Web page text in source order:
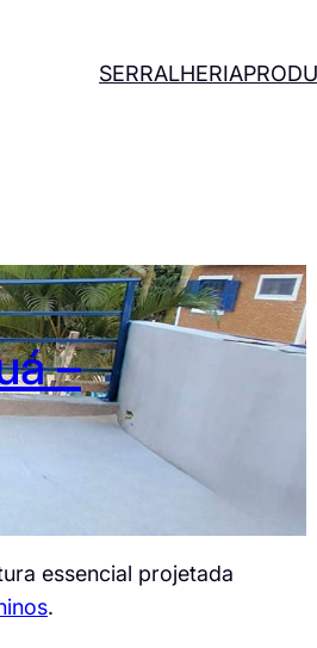
SERRALHERIA
–
essencial projetada
.